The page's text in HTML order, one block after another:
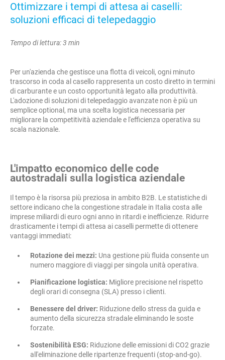
Ottimizzare i tempi di attesa ai caselli:
soluzioni efficaci di telepedaggio
Tempo di lettura: 3 min
Per un'azienda che gestisce una flotta di veicoli, ogni minuto
trascorso in coda al casello rappresenta un costo diretto in termini
di carburante e un costo opportunità legato alla produttività.
L'adozione di soluzioni di telepedaggio avanzate non è più un
semplice optional, ma una scelta logistica necessaria per
migliorare la competitività aziendale e l'efficienza operativa su
scala nazionale.
L'impatto economico delle code
autostradali sulla logistica aziendale
Il tempo è la risorsa più preziosa in ambito B2B. Le statistiche di
settore indicano che la congestione stradale in Italia costa alle
imprese miliardi di euro ogni anno in ritardi e inefficienze. Ridurre
drasticamente i tempi di attesa ai caselli permette di ottenere
vantaggi immediati:
Rotazione dei mezzi: Una gestione più fluida consente un
numero maggiore di viaggi per singola unità operativa.
Pianificazione logistica: Migliore precisione nel rispetto
degli orari di consegna (SLA) presso i clienti.
Benessere del driver: Riduzione dello stress da guida e
aumento della sicurezza stradale eliminando le soste
forzate.
Sostenibilità ESG: Riduzione delle emissioni di CO2 grazie
all'eliminazione delle ripartenze frequenti (stop-and-go).